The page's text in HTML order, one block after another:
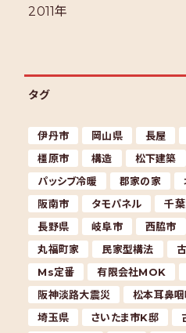
2011年
タグ
伊丹市 岡山県 長屋
橿原市
構造 松下建築
パッシブ冷暖
郡家の家
阪南市
タモパネル 千
長野県
岐阜市 西脇市
丸福町家
民家型構法
Ms定番
有限会社MOK
阪神淡路大震災
松本耳鼻
埼玉県
さいたま市K邸